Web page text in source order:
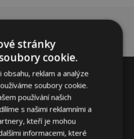
stránky
cookie.
obsahu, reklam a analýze
soubory cookie.
používání našich
s našimi reklamními a
kteří je mohou
informacemi, které